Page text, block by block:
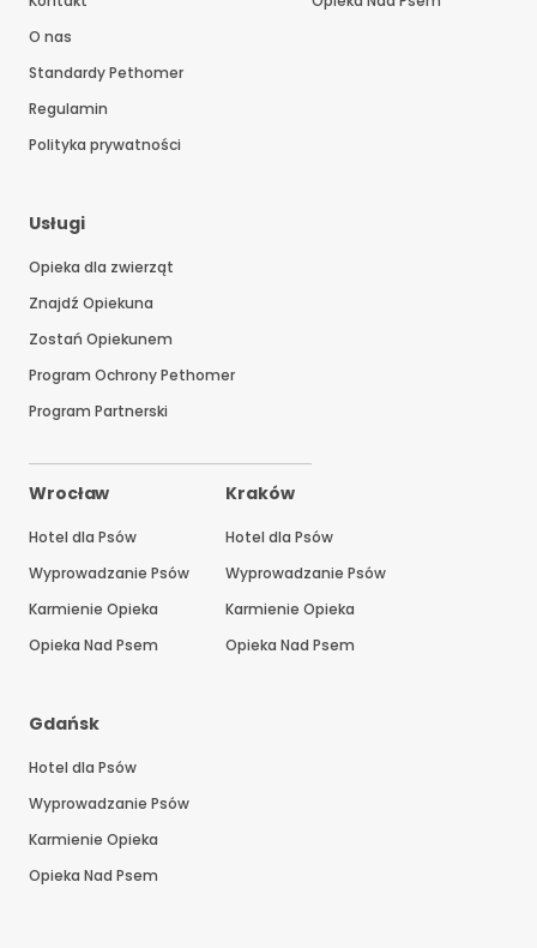
O nas
Standardy Pethomer
Regulamin
Polityka prywatności
Usługi
Opieka dla zwierząt
Znajdź Opiekuna
Zostań Opiekunem
Program Ochrony Pethomer
Program Partnerski
Wrocław
Hotel dla Psów
Wyprowadzanie Psów
Karmienie Opieka
Opieka Nad Psem
Kraków
Hotel dla Psów
Wyprowadzanie Psów
Karmienie Opieka
Opieka Nad Psem
Gdańsk
Hotel dla Psów
Wyprowadzanie Psów
Karmienie Opieka
Opieka Nad Psem